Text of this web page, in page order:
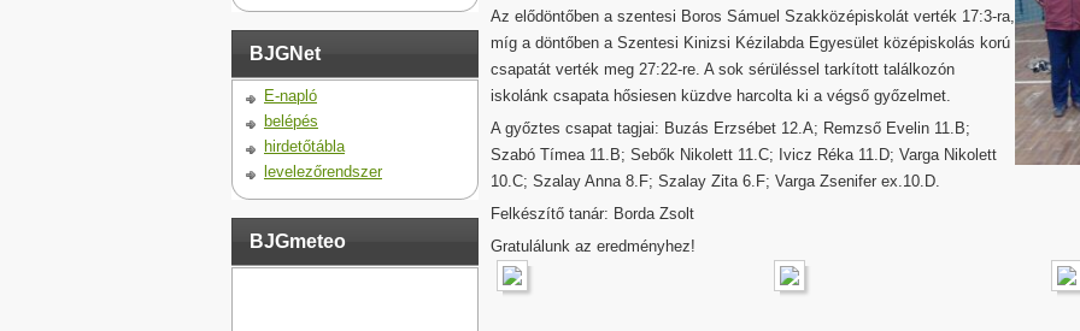
BJGNet
E-napló
belépés
hirdetőtábla
levelezőrendszer
BJGmeteo
Az elődöntőben a szentesi Boros Sámuel Szakközépiskolát verték 17:3-ra,
míg a döntőben a Szentesi Kinizsi Kézilabda Egyesület középiskolás korú
csapatát verték meg 27:22-re. A sok sérüléssel tarkított találkozón
iskolánk csapata hősiesen küzdve harcolta ki a végső győzelmet.
A győztes csapat tagjai: Buzás Erzsébet 12.A; Remzső Evelin 11.B;
Szabó Tímea 11.B; Sebők Nikolett 11.C; Ivicz Réka 11.D; Varga Nikolett
10.C; Szalay Anna 8.F; Szalay Zita 6.F; Varga Zsenifer ex.10.D.
Felkészítő tanár: Borda Zsolt
Gratulálunk az eredményhez!